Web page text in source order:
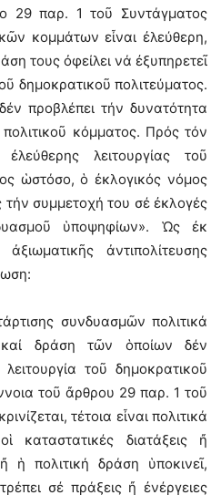
29 παρ. 1 τοῦ Συντάγματος
κομμάτων εἶναι ἐλεύθερη,
τους ὀφείλει νά ἐξυπηρετεῖ
δημοκρατικοῦ πολιτεύματος.
προβλέπει τήν δυνατότητα
κόμματος. Πρός τόν
λειτουργίας τοῦ
ὡστόσο, ὁ ἐκλογικός νόμος
τήν συμμετοχή του σέ ἐκλογές
ὑποψηφίων». Ὡς ἐκ
ἀντιπολίτευσης
συνδυασμῶν πολιτικά
δράση τῶν ὁποίων δέν
τοῦ δημοκρατικοῦ
τοῦ ἄρθρου 29 παρ. 1 τοῦ
τέτοια εἶναι πολιτικά
καταστατικές διατάξεις ἤ
ἤ ἡ πολιτική δράση ὑποκινεῖ,
σέ πράξεις ἤ ἐνέργειες